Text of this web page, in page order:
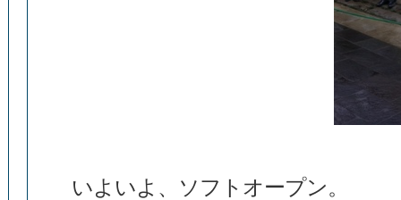
いよいよ、ソフトオープン。